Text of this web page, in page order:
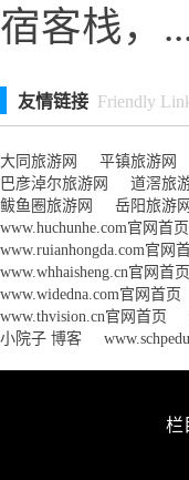
宿客栈，
友情链接 Friendly
大同旅游网 平镇旅游网
巴彦淖尔旅游网
道滘旅
鲅鱼圈旅游网
岳阳旅游网
www.huchunhe.com官网首页
www.ruianhongda.com官网
www.whhaisheng.cn官网首页
www.widedna.com官网首页
www.thvision.cn官网首页
小院子 博客
栏